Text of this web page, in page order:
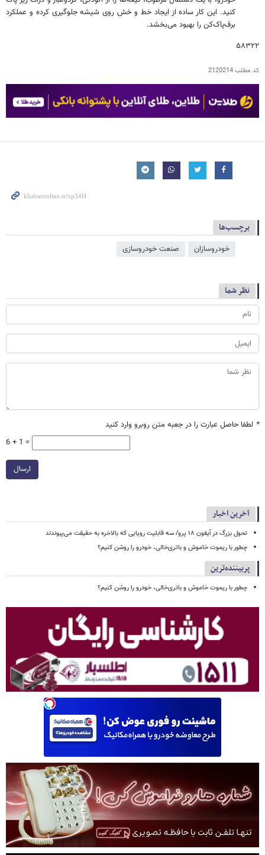
کنید. این کار ساده از ایجاد خط و خش روی شیشه جلوگیری کرده و عملکرد
برف‌پاک‌کن را بهبود می‌بخشد.
۵۸۳۲۲
کد مطلب2120214
برچسب‌ها
خودروسازان صنعت خودروسازی
نظر شما
* لطفا حاصل عبارت را در جعبه متن روبرو وارد کنید
6 + 1 =
ارسال
آخرین اخبار
تحول بزرگ در آیفون ۱۸ پرو/ سه قابلیت رویایی که بالاخره به حقیقت می‌پیوندند
چطور با ریموت خاموش و باتری‌خالی، خودرو را روشن کنیم؟
پربیننده‌ترین
چطور با ریموت خاموش و باتری‌خالی، خودرو را روشن کنیم؟